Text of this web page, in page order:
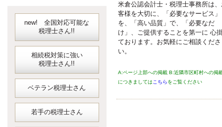
new! 全国対応可能な
税理士さん!!
相続税対策に強い
税理士さん!!
ベテラン税理士さん
若手の税理士さん
米倉公認会計士・税理士事務所は
客様を大切に、「必要なサービス」
を、「高い品質」で、「必要なだ
け」、ご提供することを第一に 心
ております。お気軽にご相談くださ
い。
A:ページ上部への掲載 B:近隣市区町村への掲
につきましては こちらをご覧ください